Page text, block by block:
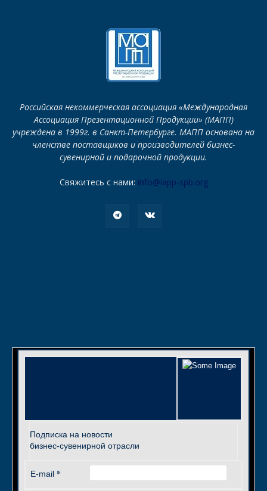
Российская некоммерческая ассоциация «Международная
Ассоциация Презентационной Продукции» (МАПП)
учреждена в 1999г. в Санкт-Петербурге. МАПП основана на
членстве поставщиков и производителей бизнес-
сувенирной и подарочной продукции.
Свяжитесь с нами: info@iapp-spb.org
Подписка на новости
бизнес-сувенирной отрасли
E-mail *